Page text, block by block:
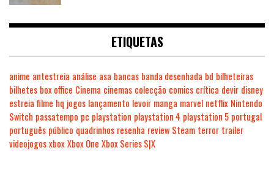
ETIQUETAS
anime antestreia análise asa bancas banda desenhada bd bilheteiras
bilhetes box office Cinema cinemas colecção comics crítica devir disney
estreia filme hq jogos lançamento levoir manga marvel netflix Nintendo
Switch passatempo pc playstation playstation 4 playstation 5 portugal
português público quadrinhos resenha review Steam terror trailer
videojogosxboxXbox One Xbox Series S|X